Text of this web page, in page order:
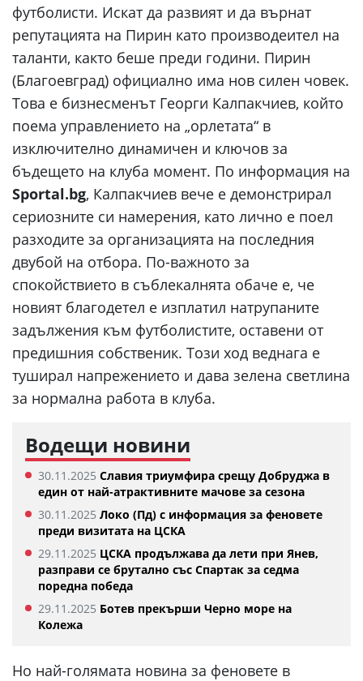
футболисти. Искат да развият и да върнат
репутацията на Пирин като производеител на
таланти, както беше преди години. Пирин
(Благоевград) официално има нов силен човек.
Това е бизнесменът Георги Калпакчиев, който
поема управлението на „орлетата“ в
изключително динамичен и ключов за
бъдещето на клуба момент. По информация на
Sportal.bg, Калпакчиев вече е демонстрирал
сериозните си намерения, като лично е поел
разходите за организацията на последния
двубой на отбора. По-важното за
спокойствието в съблекалнята обаче е, че
новият благодетел е изплатил натрупаните
задължения към футболистите, оставени от
предишния собственик. Този ход веднага е
туширал напрежението и дава зелена светлина
за нормална работа в клуба.
Водещи новини
30.11.2025 Славия триумфира срещу Добруджа в
един от най-атрактивните мачове за сезона
30.11.2025 Локо (Пд) с информация за феновете
преди визитата на ЦСКА
29.11.2025 ЦСКА продължава да лети при Янев,
разправи се брутално със Спартак за седма
поредна победа
29.11.2025 Ботев прекърши Черно море на
Колежа
Но най-голямата новина за феновете в